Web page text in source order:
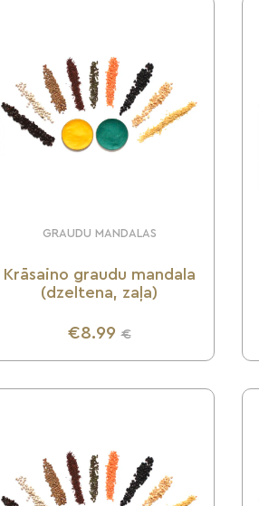
GRAUDU MANDALAS
Krāsaino graudu mandala
(dzeltena, zaļa)
€8.99 €
UZZINI VAIRĀK